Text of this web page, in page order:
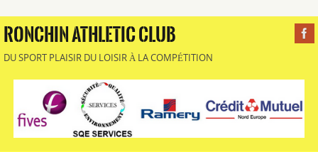
RONCHIN ATHLETIC CLUB
DU SPORT PLAISIR DU LOISIR À LA COMPÉTITION